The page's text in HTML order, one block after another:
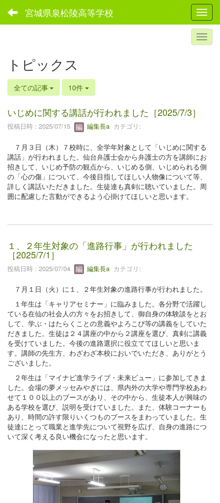
宮城県泉松陵高等学校
トピックス
全ての記事 10件
いじめに関する講話が行われました［2025/7/3］
投稿日時 : 2025/07/15 編集長a カテゴリ:
７月３日（木）７校時に、全学年対象として「いじめに関する
講話」が行われました。仙台弁護士会から弁護士の方を講師にお
招きして、いじめ予防の観点から、いじめる側、いじめられる側
の「心の傷」について、今後目指してほしい人物像について等、
詳しく講話いただきました。生徒達も真剣に聴いていました。周
囲に配慮した言動ができるよう心掛けてほしいと思います。
１、２年生対象の「進路行事」が行われました
［2025/7/1］
投稿日時 : 2025/07/04 編集長a カテゴリ:
７月１日（火）に１、２年生対象の進路行事が行われました。
１年生は「キャリアセミナー」に臨みました。各分野で活躍し
ている在仙の社会人の方々をお招きして、御自身の体験談をとお
して、学ぶ・はたらくことの意義やよろこび等の講義をしていた
だきました。生徒は２４講座の中から２講座を選び、真剣に講義
を受けていました。今後の進路選択に役立ててほしいと思いま
す。講師の先生方、わざわざ本校においでいただき、ありがとう
ございました。
２年生は「マイナビ進学ライブ・未来ビュー」に参加してきま
した。会場の夢メッセみやぎには、県内外の大学や専門学校あわ
せて１００以上のブースがあり、その中から、生徒本人が興味の
ある学校を選び、説明を受けていました。また、体験コーナーも
あり、時間の許す限りいくつものブースをまわっていました。生
徒達にとって職業と進学先について視野を広げ、自身の進路につ
いて深く考える良い機会になったと思います。